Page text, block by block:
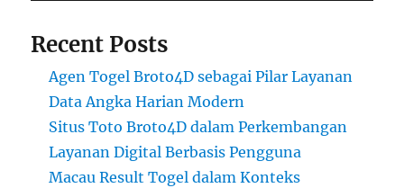
Recent Posts
Agen Togel Broto4D sebagai Pilar Layanan
Data Angka Harian Modern
Situs Toto Broto4D dalam Perkembangan
Layanan Digital Berbasis Pengguna
Macau Result Togel dalam Konteks